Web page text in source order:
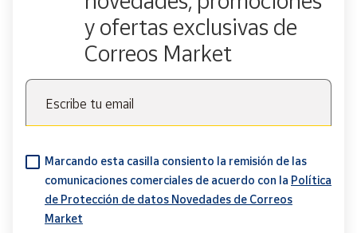
y ofertas exclusivas de
Correos Market
Escribe tu email
Marcando esta casilla consiento la remisión de las
comunicaciones comerciales de acuerdo con la Política
de Protección de datos Novedades de Correos
Market